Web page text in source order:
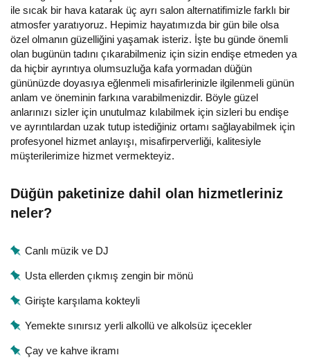
ile sıcak bir hava katarak üç ayrı salon alternatifimizle farklı bir
atmosfer yaratıyoruz. Hepimiz hayatımızda bir gün bile olsa
özel olmanın güzelliğini yaşamak isteriz. İşte bu günde önemli
olan bugünün tadını çıkarabilmeniz için sizin endişe etmeden ya
da hiçbir ayrıntıya olumsuzluğa kafa yormadan düğün
gününüzde doyasıya eğlenmeli misafirlerinizle ilgilenmeli günün
anlam ve öneminin farkına varabilmenizdir. Böyle güzel
anlarınızı sizler için unutulmaz kılabilmek için sizleri bu endişe
ve ayrıntılardan uzak tutup istediğiniz ortamı sağlayabilmek için
profesyonel hizmet anlayışı, misafirperverliği, kalitesiyle
müşterilerimize hizmet vermekteyiz.
Düğün paketinize dahil olan hizmetleriniz
neler?
Canlı müzik ve DJ
Usta ellerden çıkmış zengin bir mönü
Girişte karşılama kokteyli
Yemekte sınırsız yerli alkollü ve alkolsüz içecekler
Çay ve kahve ikramı